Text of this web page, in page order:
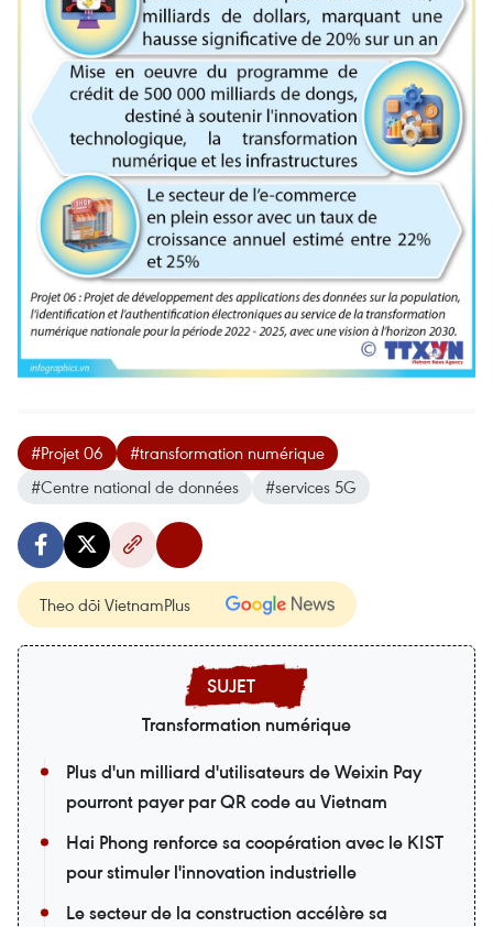
#Projet 06
#transformation numérique
#Centre national de données
#services 5G
Theo dõi VietnamPlus
Transformation numérique
Plus d'un milliard d'utilisateurs de Weixin Pay
pourront payer par QR code au Vietnam
Hai Phong renforce sa coopération avec le KIST
pour stimuler l'innovation industrielle
Le secteur de la construction accélère sa